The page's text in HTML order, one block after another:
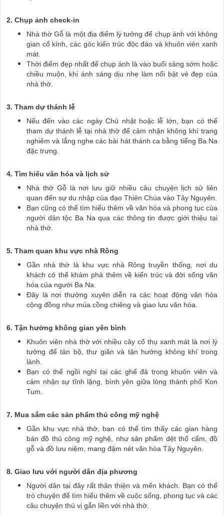
2. Chụp ảnh check-in
Nhà thờ Gỗ là một địa điểm lý tưởng để chụp ảnh với không
gian cổ kính, các góc kiến trúc độc đáo và khuôn viên xanh
mát.
Thời điểm đẹp nhất để chụp ảnh là vào buổi sáng sớm hoặc
chiều muộn, khi ánh sáng dịu nhẹ làm nổi bật vẻ đẹp của
nhà thờ.
3. Tham dự thánh lễ
Nếu đến vào các ngày Chủ nhật hoặc lễ lớn, bạn có thể
tham dự thánh lễ tại nhà thờ để cảm nhận không khí trang
nghiêm và lắng nghe các bài hát thánh ca bằng tiếng Ba Na
đặc trưng.
4. Tìm hiểu văn hóa và lịch sử
Nhà thờ Gỗ là nơi lưu giữ nhiều câu chuyện lịch sử liên
quan đến sự du nhập của đạo Thiên Chúa vào Tây Nguyên.
Bạn cũng có thể tìm hiểu thêm về văn hóa và phong tục của
người dân tộc Ba Na qua các thông tin được giới thiệu tại
nhà thờ.
5. Tham quan khu vực nhà Rông
Gần nhà thờ là khu vực nhà Rông truyền thống, nơi du
khách có thể khám phá thêm về kiến trúc và đời sống văn
hóa của người Ba Na.
Đây là nơi thường xuyên diễn ra các hoạt động văn hóa
cộng đồng như múa cồng chiêng và giao lưu văn hóa.
6. Tận hưởng không gian yên bình
Khuôn viên nhà thờ với nhiều cây cổ thụ xanh mát là nơi lý
tưởng để tản bộ, thư giãn và tận hưởng không khí trong
lành.
Bạn có thể ngồi nghỉ tại các ghế đá trong khuôn viên và
cảm nhận sự tĩnh lặng, bình yên giữa lòng thành phố Kon
Tum.
7. Mua sắm các sản phẩm thủ công mỹ nghệ
Gần khu vực nhà thờ, bạn có thể tìm thấy các gian hàng
bán đồ thủ công mỹ nghệ, như sản phẩm dệt thổ cẩm, đồ
gỗ và đồ lưu niệm, mang đậm nét văn hóa Tây Nguyên.
8. Giao lưu với người dân địa phương
Người dân tại đây rất thân thiện và mến khách. Bạn có thể
trò chuyện để tìm hiểu thêm về cuộc sống, phong tục và các
câu chuyện thú vị gắn liền với nhà thờ.